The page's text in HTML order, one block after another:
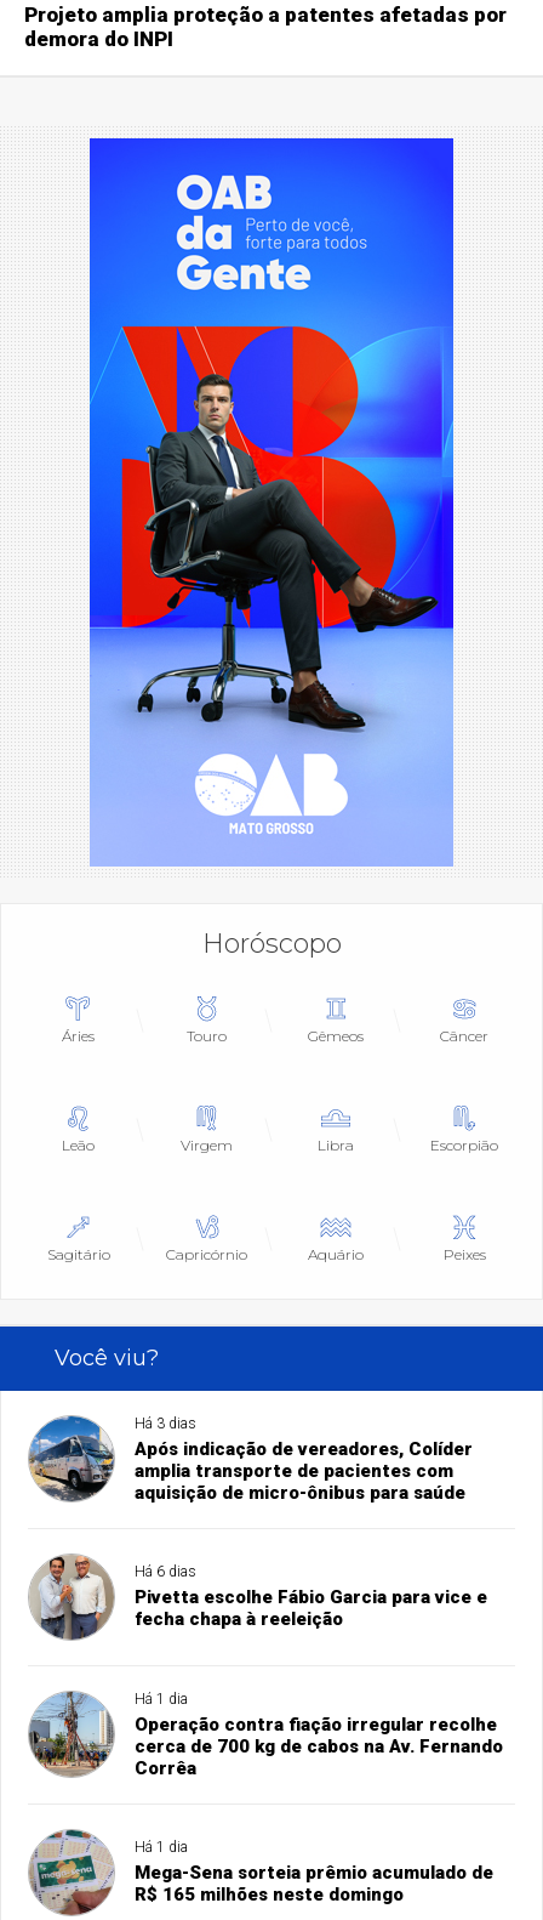
Projeto amplia proteção a patentes afetadas por
demora do INPI
Horóscopo
Áries Touro Gêmeos Câncer
Leão Virgem Libra Escorpião
Sagitário Capricórnio Aquário Peixes
Você viu?
Há 3 dias
Após indicação de vereadores, Colíder
amplia transporte de pacientes com
aquisição de micro-ônibus para saúde
Há 6 dias
Pivetta escolhe Fábio Garcia para vice e
fecha chapa à reeleição
Há 1 dia
Operação contra fiação irregular recolhe
cerca de 700 kg de cabos na Av. Fernando
Corrêa
Há 1 dia
Mega-Sena sorteia prêmio acumulado de
R$ 165 milhões neste domingo